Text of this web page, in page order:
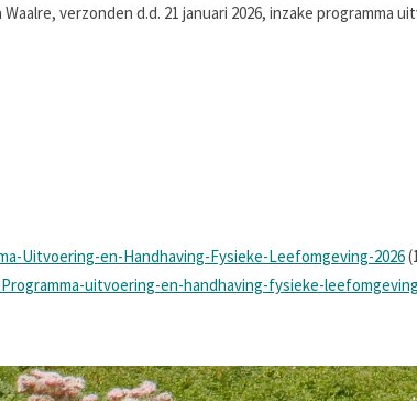
verzonden d.d. 21 januari 2026, inzake programma
Uitvoering-en-Handhaving-Fysieke-Leefomgeving-2026
uitvoering-en-handhaving-fysieke-